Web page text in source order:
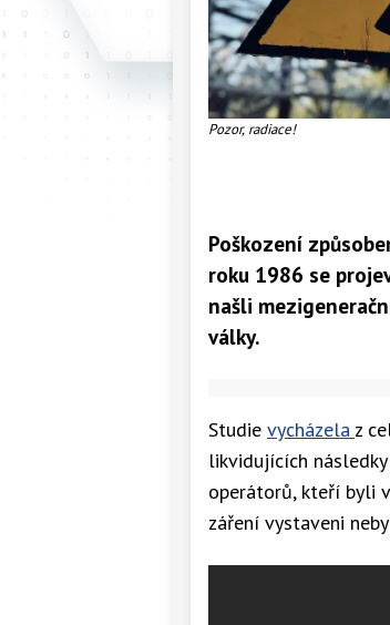
Pozor, radiace!
Poškození
roku 1986 se
našli
války.
Studie vycházela z
likvidujících
operátorů, kteří byli
záření vystaveni